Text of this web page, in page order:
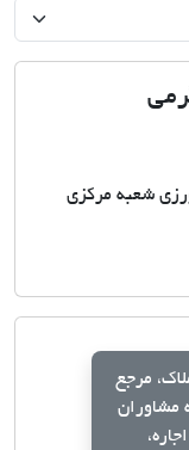
شعبه مرکزی
مرجع
مشاوران